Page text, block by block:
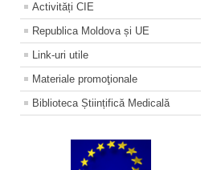
Activități CIE
Republica Moldova și UE
Link-uri utile
Materiale promoţionale
Biblioteca Științifică Medicală